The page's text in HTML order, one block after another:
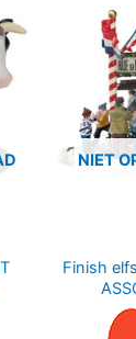
NIET
Finish